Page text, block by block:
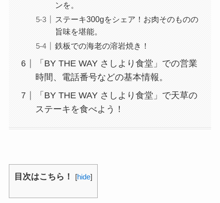
ンを。
ステーキ300gをシェア！お肉そのものの
旨味を堪能。
鉄板での海老の溶岩焼き！
「BY THE WAY さしより食堂」での営業
時間、電話番号などの基本情報。
「BY THE WAY さしより食堂」で天草の
ステーキを食べよう！
目次はこちら！ [hide]